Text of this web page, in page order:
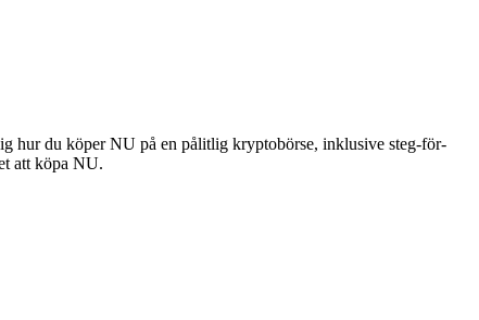
hur du köper NU på en pålitlig kryptobörse, inklusive steg-för-
att köpa NU.